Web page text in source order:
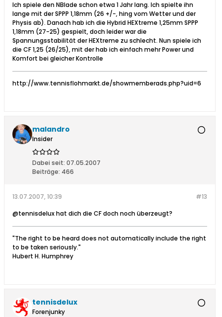
Ich spiele den NBlade schon etwa 1 Jahr lang. Ich spielte ihn
lange mit der SPPP 1,18mm (26 +/-, hing vom Wetter und der
Physis ab). Danach hab ich die Hybrid HEXtreme 1,25mm SPPP
1,18mm (27-25) gespielt, doch leider war die
Spannungsstabilität der HEXtreme zu schlecht. Nun spiele ich
die CF 1,25 (26/25), mit der hab ich einfach mehr Power und
Komfort bei gleicher Kontrolle
http://www.tennisflohmarkt.de/showmemberads.php?uid=6
malandro
Insider
Dabei seit: 07.05.2007
Beiträge: 466
#13
13.07.2007, 10:39
@tennisdelux hat dich die CF doch noch überzeugt?
"The right to be heard does not automatically include the right
to be taken seriously."
Hubert H. Humphrey
tennisdelux
Forenjunky